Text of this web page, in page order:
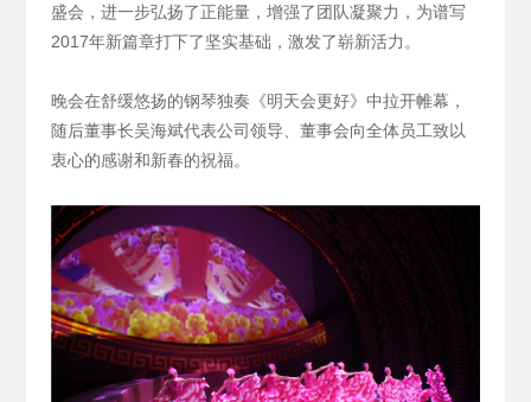
盛会，进一步弘扬了正能量，增强了团队凝聚力，为谱写
2017年新篇章打下了坚实基础，激发了崭新活力。
晚会在舒缓悠扬的钢琴独奏《明天会更好》中拉开帷幕，
随后董事长吴海斌代表公司领导、董事会向全体员工致以
衷心的感谢和新春的祝福。